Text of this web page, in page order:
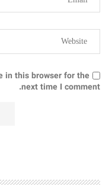
in this browser for the
next time I comment.